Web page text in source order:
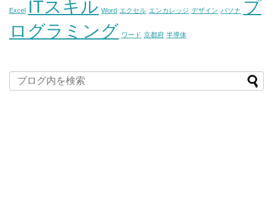
Excel ITスキル Word エクセル エンカレッジ デザイン パソナ プ
ログラミング ワード 京都府 半導体